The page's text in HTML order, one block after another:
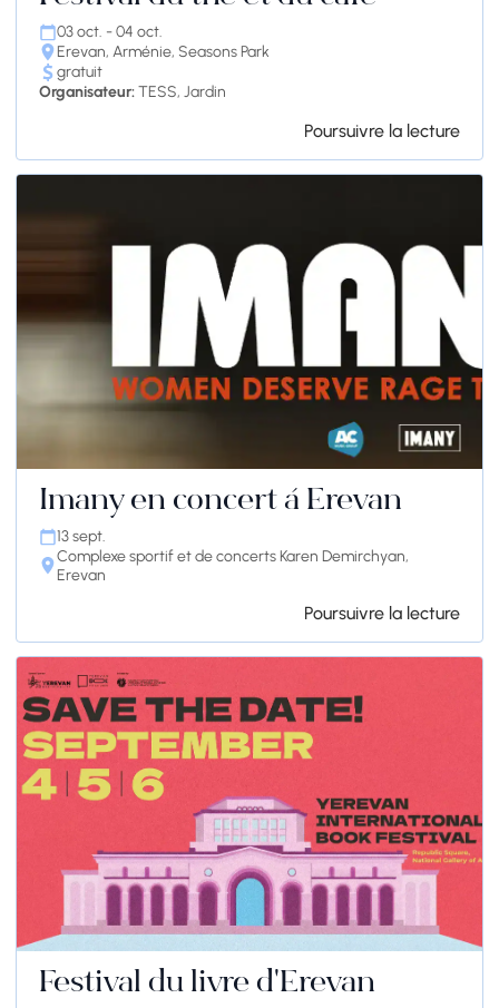
03 oct. - 04 oct.
Erevan, Arménie, Seasons Park
gratuit
Organisateur:TESS, Jardin
Poursuivre la lecture
Imany en concert à Erevan
13 sept.
Complexe sportif et de concerts Karen Demirchyan,
Erevan
Poursuivre la lecture
Festival du livre d'Erevan